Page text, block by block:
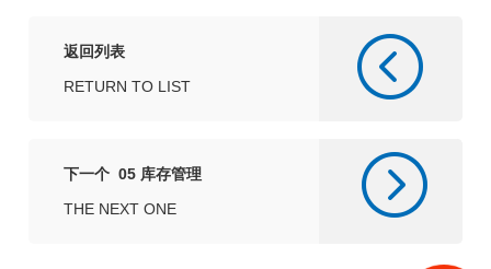
返回列表
RETURN TO LIST
下一个 05 库存管理
THE NEXT ONE